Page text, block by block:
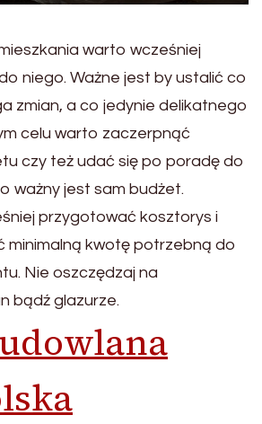
warto wcześniej
niego. Ważne jest by ustalić co
zmian, a co jedynie delikatnego
celu warto zaczerpnąć
czy też udać się po poradę do
ważny jest sam budżet.
przygotować kosztorys i
minimalną kwotę potrzebną do
Nie oszczędzaj na
bądź glazurze.